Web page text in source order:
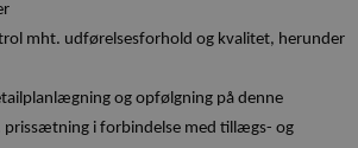
mht. udførelsesforhold og kvalitet, herunder
og opfølgning på denne
prissætning i forbindelse med tillægs- og